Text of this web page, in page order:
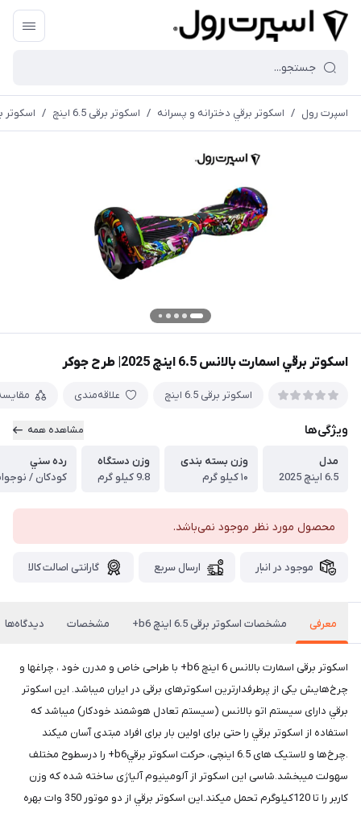
اسپرت رول / اسكوتر برقي دخترانه و پسرانه / اسكوتر برقی 6.5 اينچ / اسكوتر برقي
اسكوتر برقي اسمارت بالانس 6.5 اینچ 2025| طرح جوكر
اسكوتر برقی 6.5 اينچ علاقه‌مندی
ویژگی‌ها مشاهده همه
مدل
6.5 اینچ 2025
وزن بسته بندی
۱۰ کیلو گرم
وزن دستگاه
9.8 کیلو گرم
رده سني
کودکان /
محصول مورد نظر موجود نمی‌باشد.
موجود در انبار ارسال سریع گارانتی اصالت کالا
معرفی مشخصات اسکوتر برقی 6.5 اینچ b6+ مشخصات دیدگاه‌ها
اسکوتر برقی اسمارت بالانس 6 اينچ b6+ با طراحی خاص و مدرن خود ، چراغها و
چرخ‌هایش یکی از پرطرفدارترین اسکوتر‌های برقی در ایران میباشد. این اسکوتر
برقي دارای سیستم اتو بالانس (سیستم تعادل هوشمند خودکار) میباشد که
استفاده از اسکوتر برقي را حتی برای اولین بار برای افراد مبتدی آسان میکند
.چرخ‌ها و لاستیک های 6.5 اینچی، حرکت اسکوتر برقيb6+ را درسطوح مختلف
سهولت میبخشد.شاسی این اسکوتر از آلومینیوم آلیاژی ساخته شده که وزن
کاربر را تا 120کیلوگرم تحمل میکند.این اسکوتر برقي از دو موتور 350 وات بهره